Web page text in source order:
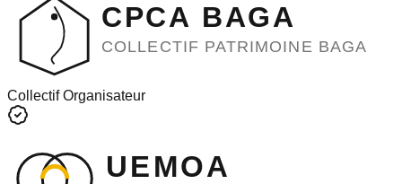
CPCA BAGA
COLLECTIF PATRIMOINE BAGA
Collectif Organisateur
UEMOA